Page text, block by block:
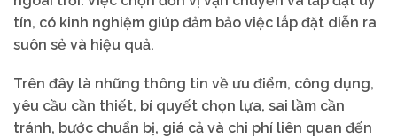
tín, có kinh nghiệm giúp đảm bảo việc lắp đặt diễn ra
suôn sẻ và hiệu quả.
Trên đây là những thông tin về ưu điểm, công dụng,
yêu cầu cần thiết, bí quyết chọn lựa, sai lầm cần
tránh, bước chuẩn bị, giá cả và chi phí liên quan đến